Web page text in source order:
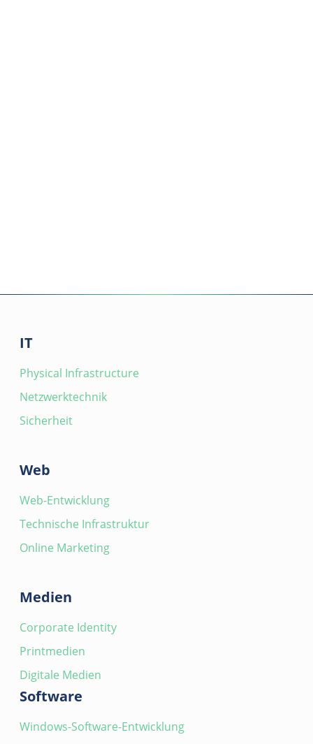
IT
Physical Infrastructure
Netzwerktechnik
Sicherheit
Web
Web-Entwicklung
Technische Infrastruktur
Online Marketing
Medien
Corporate Identity
Printmedien
Digitale Medien
Software
Windows-Software-Entwicklung